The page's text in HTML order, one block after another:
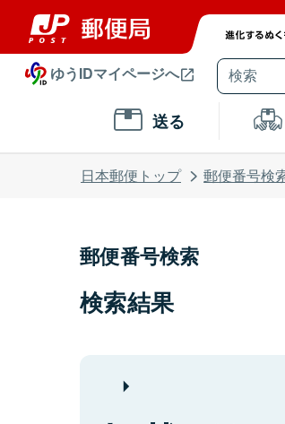
ゆうIDマイページへ
送る
日本郵便トップ 郵便番号検
郵便番号検索
検索結果